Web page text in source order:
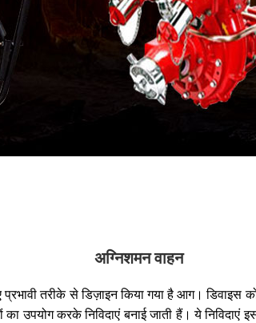
अग्निशमन वाहन
तरीके से डिज़ाइन किया गया है आग।
उपयोग करके निविदाएं बनाई जाती हैं। ये